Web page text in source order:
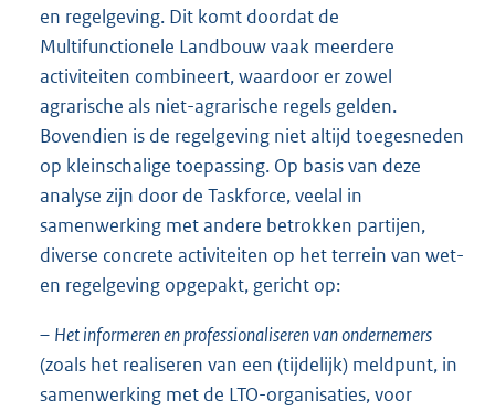
en regelgeving. Dit komt doordat de
Multifunctionele Landbouw vaak meerdere
activiteiten combineert, waardoor er zowel
agrarische als niet-agrarische regels gelden.
Bovendien is de regelgeving niet altijd toegesneden
op kleinschalige toepassing. Op basis van deze
analyse zijn door de Taskforce, veelal in
samenwerking met andere betrokken partijen,
diverse concrete activiteiten op het terrein van wet-
en regelgeving opgepakt, gericht op:
– Het informeren en professionaliseren van ondernemers
(zoals het realiseren van een (tijdelijk) meldpunt, in
samenwerking met de LTO-organisaties, voor